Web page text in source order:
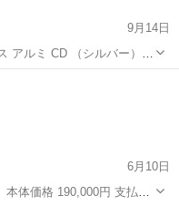
9月14日
ルミ CD （シルバー）
6月10日